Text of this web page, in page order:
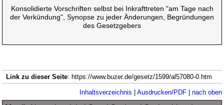
Konsolidierte Vorschriften selbst bei Inkrafttreten "am Tage nach
der Verkündung", Synopse zu jeder Änderungen, Begründungen
des Gesetzgebers
Link zu dieser Seite: https://www.buzer.de/gesetz/1599/al57080-0.htm
Inhaltsverzeichnis Ausdrucken/PDF| nach oben